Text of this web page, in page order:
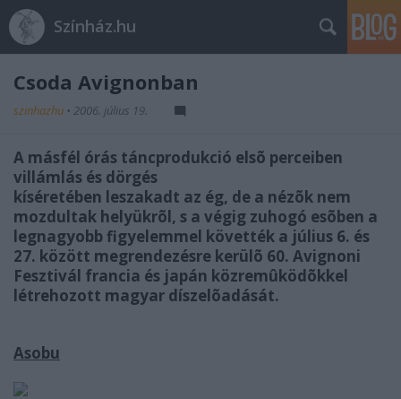
Színház.hu
Csoda Avignonban
szinhazhu • 2006. július 19.
A másfél órás táncprodukció elsõ perceiben
villámlás és dörgés
kíséretében leszakadt az ég, de a nézõk nem
mozdultak helyükrõl, s a végig zuhogó esõben a
legnagyobb figyelemmel követték a július 6. és
27. között megrendezésre kerülõ 60. Avignoni
Fesztivál francia és japán közremûködõkkel
létrehozott magyar díszelõadását.
Asobu